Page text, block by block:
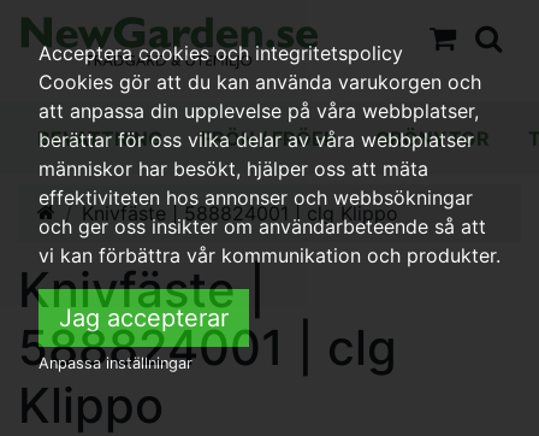
BEVATTNING FRÖN / FRÖER GRÖNYTOR
Knivfäste | 588824001 | clg Klippo
Knivfäste |
588824001 | clg
Klippo
Acceptera cookies och integritetspolicy
Cookies gör att du kan använda varukorgen och
att anpassa din upplevelse på våra webbplatser,
berättar för oss vilka delar av våra webbplatser
människor har besökt, hjälper oss att mäta
effektiviteten hos annonser och webbsökningar
och ger oss insikter om användarbeteende så att
vi kan förbättra vår kommunikation och produkter.
Jag accepterar
Anpassa inställningar